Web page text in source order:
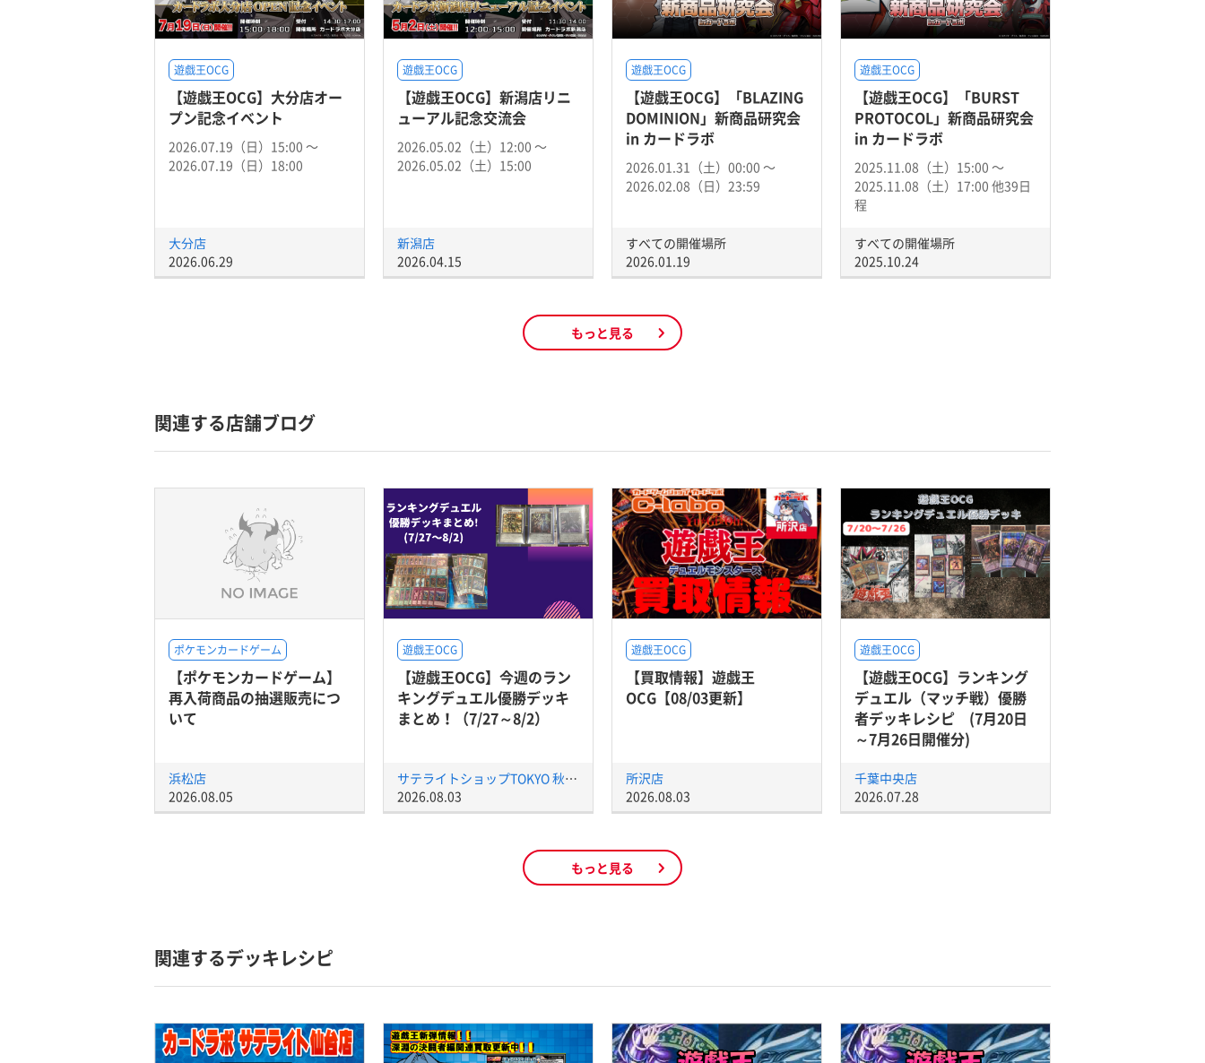
遊戯王OCG
【遊戯王OCG】大分店オー
プン記念イベント
2026.07.19（日）15:00 〜
2026.07.19（日）18:00
大分店
2026.06.29
遊戯王OCG
【遊戯王OCG】新潟店リニ
ューアル記念交流会
2026.05.02（土）12:00 〜
2026.05.02（土）15:00
新潟店
2026.04.15
遊戯王OCG
【遊戯王OCG】「BLAZING
DOMINION」新商品研究会
in カードラボ
2026.01.31（土）00:00 〜
2026.02.08（日）23:59
すべての開催場所
2026.01.19
遊戯王OCG
【遊戯王OCG】「BURST
PROTOCOL」新商品研究会
in カードラボ
2025.11.08（土）15:00 〜
2025.11.08（土）17:00 他39日
程
すべての開催場所
2025.10.24
もっと見る
関連する店舗ブログ
ポケモンカードゲーム
【ポケモンカードゲーム】
再入荷商品の抽選販売につ
いて
浜松店
2026.08.05
遊戯王OCG
【遊戯王OCG】今週のラン
キングデュエル優勝デッキ
まとめ！（7/27～8/2）
サテライトショップTOKYO 秋葉原店
2026.08.03
遊戯王OCG
【買取情報】遊戯王
OCG【08/03更新】
所沢店
2026.08.03
遊戯王OCG
【遊戯王OCG】ランキング
デュエル（マッチ戦）優勝
者デッキレシピ (7月20日
～7月26日開催分)
千葉中央店
2026.07.28
もっと見る
関連するデッキレシピ